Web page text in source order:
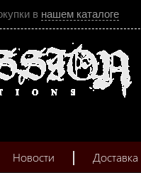
в нашем каталоге
Новости Доставка